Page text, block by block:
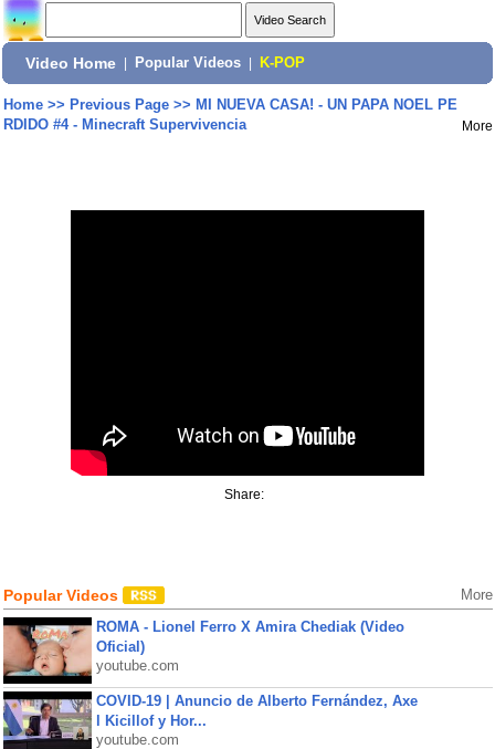
Video Home Popular Videos K-POP
Home>> Previous Page>> MI NUEVA CASA! - UN PAPA NOEL PE
RDIDO #4 - Minecraft Supervivencia
More
Share:
Popular Videos More
ROMA - Lionel Ferro X Amira Chediak (Video
Oficial)
youtube.com
COVID-19 | Anuncio de Alberto Fernández, Axe
l Kicillof y Hor...
youtube.com